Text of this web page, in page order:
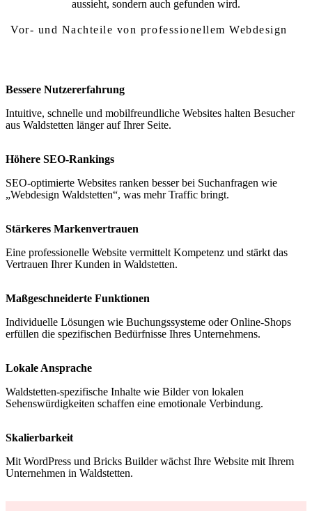
aussieht, sondern auch gefunden wird.
Vor- und Nachteile von professionellem Webdesign
Bessere Nutzererfahrung
Intuitive, schnelle und mobilfreundliche Websites halten Besucher
aus Waldstetten länger auf Ihrer Seite.
Höhere SEO-Rankings
SEO-optimierte Websites ranken besser bei Suchanfragen wie
„Webdesign Waldstetten“, was mehr Traffic bringt.
Stärkeres Markenvertrauen
Eine professionelle Website vermittelt Kompetenz und stärkt das
Vertrauen Ihrer Kunden in Waldstetten.
Maßgeschneiderte Funktionen
Individuelle Lösungen wie Buchungssysteme oder Online-Shops
erfüllen die spezifischen Bedürfnisse Ihres Unternehmens.
Lokale Ansprache
Waldstetten-spezifische Inhalte wie Bilder von lokalen
Sehenswürdigkeiten schaffen eine emotionale Verbindung.
Skalierbarkeit
Mit WordPress und Bricks Builder wächst Ihre Website mit Ihrem
Unternehmen in Waldstetten.